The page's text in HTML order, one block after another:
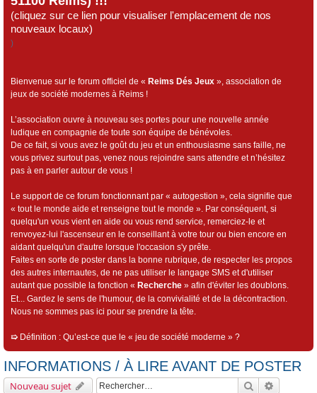
(cliquez sur ce lien pour visualiser l'emplacement de nos
nouveaux locaux)
)
Bienvenue sur le forum officiel de « Reims Dés Jeux », association de
jeux de société modernes à Reims !
L’association ouvre à nouveau ses portes pour une nouvelle année
ludique en compagnie de toute son équipe de bénévoles.
De ce fait, si vous avez le goût du jeu et un enthousiasme sans faille, ne
vous privez surtout pas, venez nous rejoindre sans attendre et n’hésitez
pas à en parler autour de vous !
Le support de ce forum fonctionnant par « autogestion », cela signifie que
« tout le monde aide et renseigne tout le monde ». Par conséquent, si
quelqu'un vous vient en aide ou vous rend service, remerciez-le et
renvoyez-lui l'ascenseur en le conseillant à votre tour ou bien encore en
aidant quelqu'un d'autre lorsque l'occasion s'y prête.
Faites en sorte de poster dans la bonne rubrique, de respecter les propos
des autres internautes, de ne pas utiliser le langage SMS et d'utiliser
autant que possible la fonction « Recherche » afin d'éviter les doublons.
Et... Gardez le sens de l'humour, de la convivialité et de la décontraction.
Nous ne sommes pas ici pour se prendre la tête.
➯ Définition : Qu’est-ce que le « jeu de société moderne » ?
INFORMATIONS / À LIRE AVANT DE POSTER
Nouveau sujet Rechercher